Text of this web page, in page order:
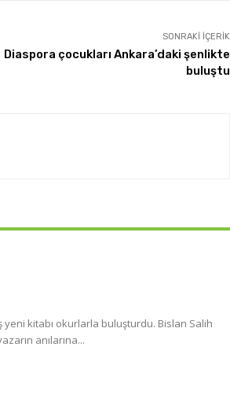
SONRAKI İÇERIK
Diaspora çocukları Ankara’daki şenlikte
buluştu
yeni kitabı okurlarla buluşturdu. Bislan Salih
anılarına...